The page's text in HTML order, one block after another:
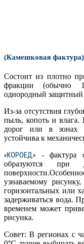
(Камешковая фактура)
Состоит из плотно
фракции (обычно
однородный защитный
Из-за отсутствия
пыль, копоть и влага.
дорог или в зонах
устойчива к
«КОРОЕД» - фактура
образуются при
поверхности.
узнаваемому
горизонтальных или
задерживаться вода.
временем может
рисунка.
Совет: В регионах с